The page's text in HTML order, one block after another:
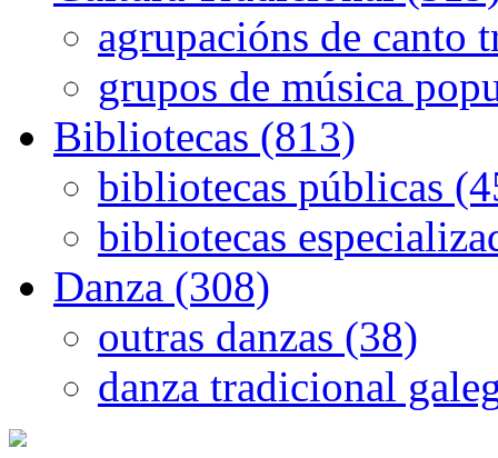
agrupacións de canto
grupos de música
Bibliotecas (813)
bibliotecas públicas
bibliotecas
Danza (308)
outras danzas (38)
danza tradicional